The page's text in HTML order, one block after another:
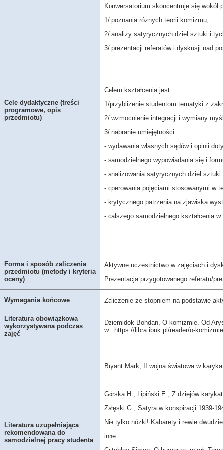
Cele dydaktyczne (treści
programowe, opis
przedmiotu)
Konwersatorium skoncentruje się wokół
1/ poznania różnych teorii komizmu;
2/ analizy satyrycznych dzieł sztuki i
3/ prezentacji referatów i dyskusji nad
Celem kształcenia jest:
1/przybliżenie studentom tematyki z
2/ wzmocnienie integracji i wymiany
3/ nabranie umiejętności:
- wydawania własnych sądów i opinii
- samodzielnego wypowiadania się i
- analizowania satyrycznych dzieł
- operowania pojęciami stosowanymi w
- krytycznego patrzenia na zjawiska
- dalszego samodzielnego kształcenia
Forma i sposób zaliczenia
przedmiotu (metody i kryteria
oceny)
Aktywne uczestnictwo w zajęciach i
Prezentacja przygotowanego referatu/
Wymagania końcowe Zaliczenie ze stopniem na podstawie
Literatura obowiązkowa
wykorzystywana podczas
zajęć
Dziemidok Bohdan, O komizmie. Od
w: https://libra.ibuk.pl/reader/o-
Literatura uzupełniająca
rekomendowana do
samodzielnej pracy studenta
Bryant Mark, II wojna światowa w
Górska H., Lipiński E., Z dziejów
Załęski G., Satyra w konspiracji 1939-
Nie tylko nóżki! Kabarety i rewie
inne: